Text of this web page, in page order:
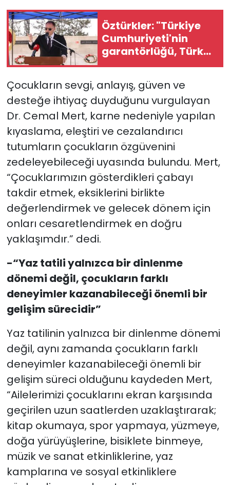
Öztürkler: "Türkiye
Cumhuriyeti'nin
garantörlüğü, Türk
askerinin varlığı
olamaz"
Çocukların sevgi, anlayış, güven ve
desteğe ihtiyaç duyduğunu vurgulayan
Dr. Cemal Mert, karne nedeniyle yapılan
kıyaslama, eleştiri ve cezalandırıcı
tutumların çocukların özgüvenini
zedeleyebileceği uyasında bulundu. Mert,
“Çocuklarımızın gösterdikleri çabayı
takdir etmek, eksiklerini birlikte
değerlendirmek ve gelecek dönem için
onları cesaretlendirmek en doğru
yaklaşımdır.” dedi.
-“Yaz tatili yalnızca bir dinlenme
dönemi değil, çocukların farklı
deneyimler kazanabileceği önemli bir
gelişim sürecidir”
Yaz tatilinin yalnızca bir dinlenme dönemi
değil, aynı zamanda çocukların farklı
deneyimler kazanabileceği önemli bir
gelişim süreci olduğunu kaydeden Mert,
“Ailelerimizi çocuklarını ekran karşısında
geçirilen uzun saatlerden uzaklaştırarak;
kitap okumaya, spor yapmaya, yüzmeye,
doğa yürüyüşlerine, bisiklete binmeye,
müzik ve sanat etkinliklerine, yaz
kamplarına ve sosyal etkinliklere